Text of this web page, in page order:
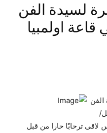
لسيدة الفن
اولمبيا
17إبريل/
لاقى ترحابًا حارا من قبل